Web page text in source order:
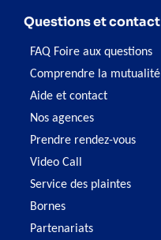
Questions et contact
FAQ Foire aux questions
Comprendre la mutualité
Aide et contact
Nos agences
Prendre rendez-vous
Video Call
Service des plaintes
Bornes
Partenariats